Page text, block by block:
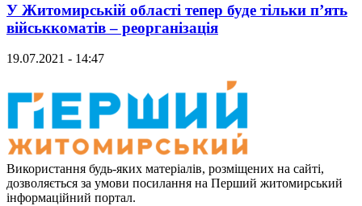
У Житомирській області тепер буде тільки п’ять
військкоматів – реорганізація
19.07.2021 - 14:47
Використання будь-яких матеріалів, розміщених на сайті,
дозволяється за умови посилання на Перший житомирський
інформаційний портал.